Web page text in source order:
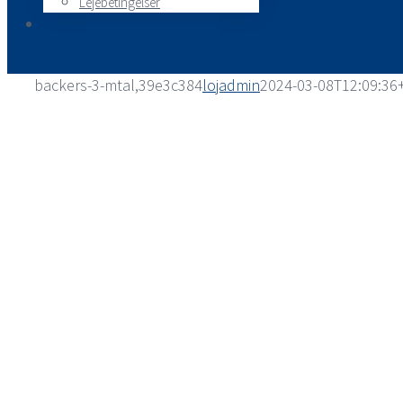
backers-3-mtal,39e3c384lojadmin2024-03-